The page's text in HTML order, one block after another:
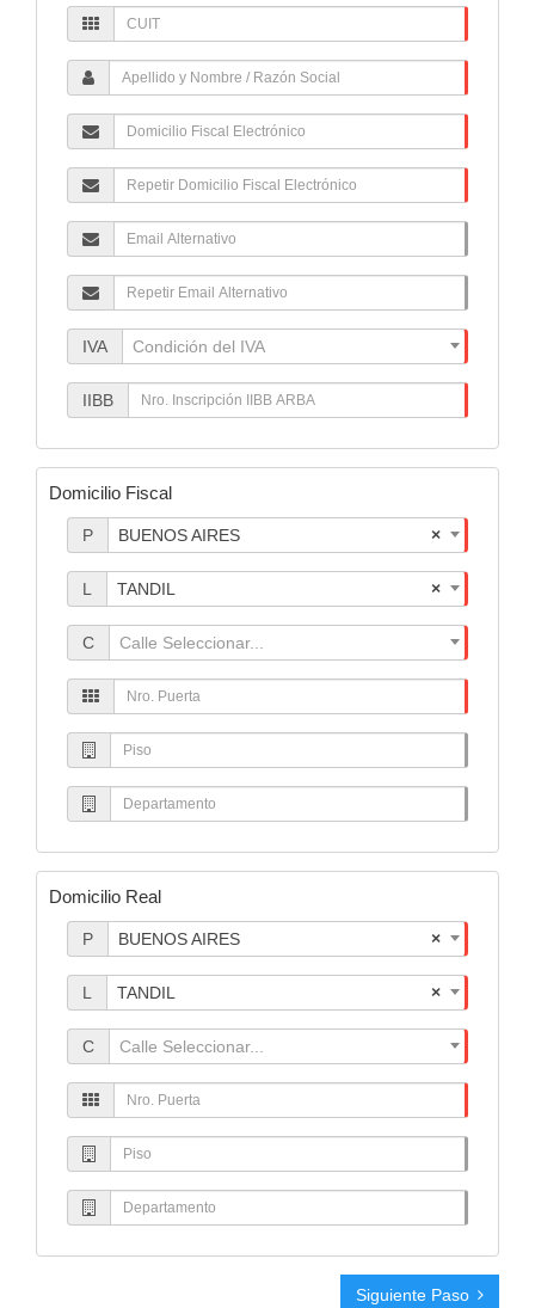
:Fisico
/juridica
CUIT
Nombre
y
Apellido
Dom.
Fiscal
Electrónico
Repetir
Dom.
Fiscal
Electrónico
email
alternativo
repetir
email
alternativo
IVA Condición del IVA
IIBB
ARBA
IIBB
Domicilio Fiscal
provincia
P ×
BUENOS AIRES
localidad
Fiscal
L ×
TANDIL
calle
C Calle Seleccionar...
puerta
piso
departamento
Domicilio Real
provincia
real
P ×
BUENOS AIRES
localidad
real
L ×
TANDIL
calle
real
C Calle Seleccionar...
puerta
real
piso
real
departamento
real
Siguiente Paso